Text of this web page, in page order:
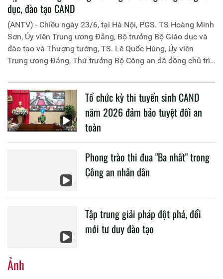
dục, đào tạo CAND
(ANTV) - Chiều ngày 23/6, tại Hà Nội, PGS. TS Hoàng Minh
Sơn, Ủy viên Trung ương Đảng, Bộ trưởng Bộ Giáo dục và
đào tạo và Thượng tướng, TS. Lê Quốc Hùng, Ủy viên
Trung ương Đảng, Thứ trưởng Bộ Công an đã đồng chủ trì
liên quan đến công tác giáo dục và đào tạo của lực lượng
CAND.
Tổ chức kỳ thi tuyển sinh CAND
năm 2026 đảm bảo tuyệt đối an
toàn
Phong trào thi đua "Ba nhất" trong
Công an nhân dân
Tập trung giải pháp đột phá, đổi
mới tư duy đào tạo
Ảnh